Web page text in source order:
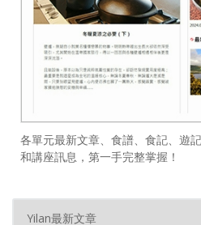
各單元最新文章、食譜、食記、遊
和講座訊息，第一手完整掌握！